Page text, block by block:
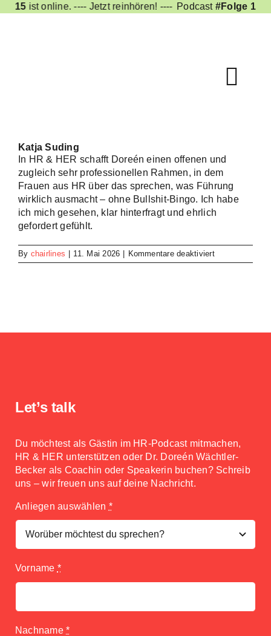
Skip15ist online. ---- Jetzt reinhören! ---- Podcast #Folge 15
Katja Suding
In HR & HER schafft Doreén einen offenen und
zugleich sehr professionellen Rahmen, in dem
Frauen aus HR über das sprechen, was Führung
wirklich ausmacht – ohne Bullshit-Bingo. Ich habe
ich mich gesehen, klar hinterfragt und ehrlich
gefordert gefühlt.
By chairlines 11. Mai 2026 Kommentare deaktiviertfür
Katja
Let’s talk
Du möchtest als Gästin im HR-Podcast mitmachen,
HR & HER unterstützen oder Dr. Doreén Wächtler-
Becker als Coachin oder Speakerin buchen? Schreib
uns – wir freuen uns auf deine Nachricht.
Anliegen auswählen *
Vorname *
Nachname*